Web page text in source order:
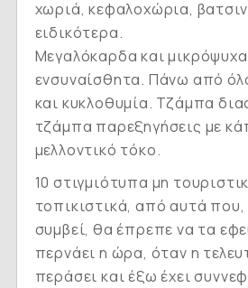
χωριά, κεφαλοχώρια,
ειδικότερα.
Μεγαλόκαρδα και
ενσυναίσθητα. Πάνω από
και κυκλοθυμία. Τζάμπα
τζάμπα παρεξηγήσεις με
μελλοντικό τόκο.
10 στιγμιότυπα μη
τοπικιστικά, από αυτά που,
συμβεί, θα έπρεπε να τα
περνάει η ώρα, όταν η
περάσει και έξω έχει